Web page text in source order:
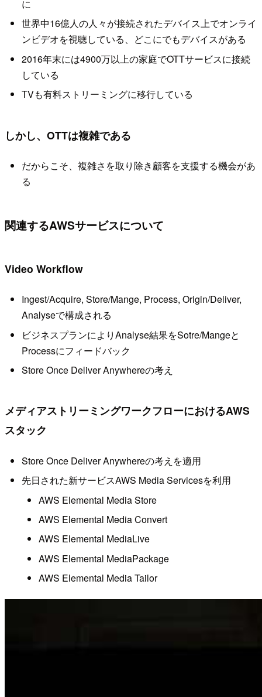
に
世界中16億人の人々が接続されたデバイス上でオンライ
ンビデオを視聴している、どこにでもデバイスがある
2016年末には4900万以上の家庭でOTTサービスに接続
している
TVも有料ストリーミングに移行している
しかし、OTTは複雑である
だからこそ、複雑さを取り除き顧客を支援する機会があ
る
関連するAWSサービスについて
Video Workflow
Ingest/Acquire, Store/Mange, Process, Origin/Deliver,
Analyseで構成される
ビジネスプランによりAnalyse結果をSotre/Mangeと
Processにフィードバック
Store Once Deliver Anywhereの考え
メディアストリーミングワークフローにおけるAWS
スタック
Store Once Deliver Anywhereの考えを適用
先日された新サービスAWS Media Servicesを利用
AWS Elemental Media Store
AWS Elemental Media Convert
AWS Elemental MediaLive
AWS Elemental MediaPackage
AWS Elemental Media Tailor